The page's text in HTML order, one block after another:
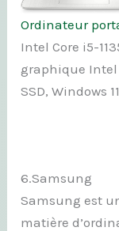
Ordinateur
Intel Core i5-
graphique Intel
SSD, Windows
6.Samsung
Samsung est
matière